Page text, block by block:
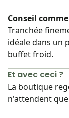
Conseil
Tranchée
idéale dans un
buffet froid.
Et avec ceci ?
La boutique
n'attendent